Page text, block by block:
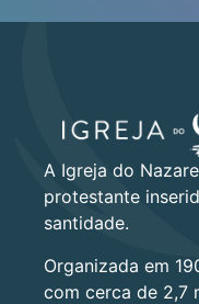
A Igreja do
protestante
santidade.
Organizada em
com cerca de 2,7